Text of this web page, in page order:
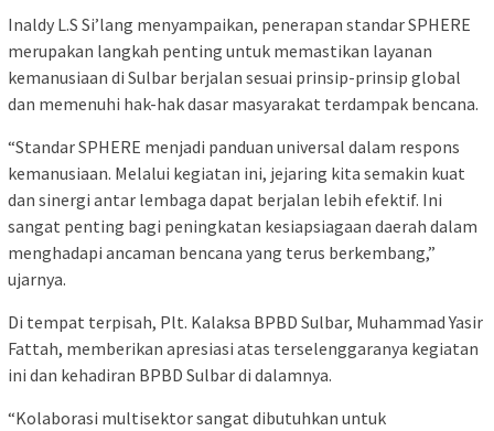
Inaldy L.S Si’lang menyampaikan, penerapan standar SPHERE
merupakan langkah penting untuk memastikan layanan
kemanusiaan di Sulbar berjalan sesuai prinsip-prinsip global
dan memenuhi hak-hak dasar masyarakat terdampak bencana.
“Standar SPHERE menjadi panduan universal dalam respons
kemanusiaan. Melalui kegiatan ini, jejaring kita semakin kuat
dan sinergi antar lembaga dapat berjalan lebih efektif. Ini
sangat penting bagi peningkatan kesiapsiagaan daerah dalam
menghadapi ancaman bencana yang terus berkembang,”
ujarnya.
Di tempat terpisah, Plt. Kalaksa BPBD Sulbar, Muhammad Yasir
Fattah, memberikan apresiasi atas terselenggaranya kegiatan
ini dan kehadiran BPBD Sulbar di dalamnya.
“Kolaborasi multisektor sangat dibutuhkan untuk